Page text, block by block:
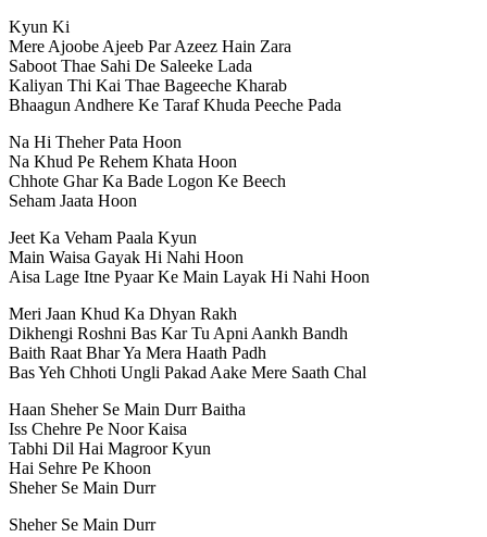
Kyun Ki
Mere Ajoobe Ajeeb Par Azeez Hain Zara
Saboot Thae Sahi De Saleeke Lada
Kaliyan Thi Kai Thae Bageeche Kharab
Bhaagun Andhere Ke Taraf Khuda Peeche Pada
Na Hi Theher Pata Hoon
Na Khud Pe Rehem Khata Hoon
Chhote Ghar Ka Bade Logon Ke Beech
Seham Jaata Hoon
Jeet Ka Veham Paala Kyun
Main Waisa Gayak Hi Nahi Hoon
Aisa Lage Itne Pyaar Ke Main Layak Hi Nahi Hoon
Meri Jaan Khud Ka Dhyan Rakh
Dikhengi Roshni Bas Kar Tu Apni Aankh Bandh
Baith Raat Bhar Ya Mera Haath Padh
Bas Yeh Chhoti Ungli Pakad Aake Mere Saath Chal
Haan Sheher Se Main Durr Baitha
Iss Chehre Pe Noor Kaisa
Tabhi Dil Hai Magroor Kyun
Hai Sehre Pe Khoon
Sheher Se Main Durr
Sheher Se Main Durr